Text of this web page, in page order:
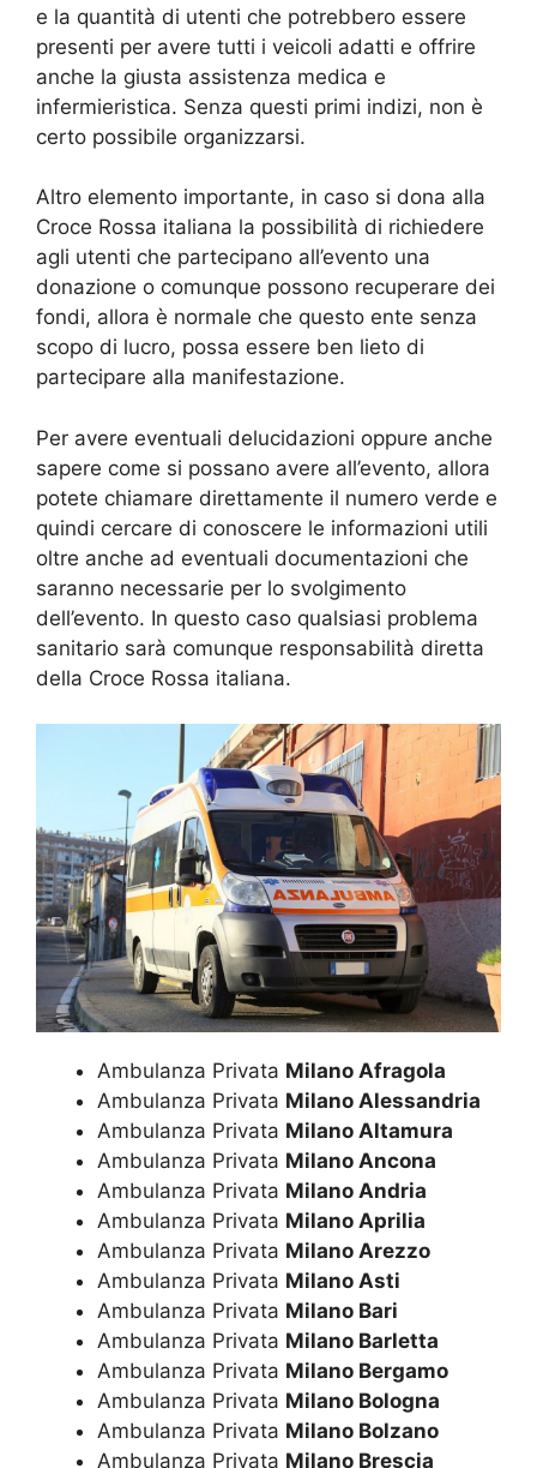
e la quantità di utenti che potrebbero essere
presenti per avere tutti i veicoli adatti e offrire
anche la giusta assistenza medica e
infermieristica. Senza questi primi indizi, non è
certo possibile organizzarsi.
Altro elemento importante, in caso si dona alla
Croce Rossa italiana la possibilità di richiedere
agli utenti che partecipano all’evento una
donazione o comunque possono recuperare dei
fondi, allora è normale che questo ente senza
scopo di lucro, possa essere ben lieto di
partecipare alla manifestazione.
Per avere eventuali delucidazioni oppure anche
sapere come si possano avere all’evento, allora
potete chiamare direttamente il numero verde e
quindi cercare di conoscere le informazioni utili
oltre anche ad eventuali documentazioni che
saranno necessarie per lo svolgimento
dell’evento. In questo caso qualsiasi problema
sanitario sarà comunque responsabilità diretta
della Croce Rossa italiana.
Ambulanza Privata Milano Afragola
Ambulanza Privata Milano Alessandria
Ambulanza Privata Milano Altamura
Ambulanza Privata Milano Ancona
Ambulanza Privata Milano Andria
Ambulanza Privata Milano Aprilia
Ambulanza Privata Milano Arezzo
Ambulanza Privata Milano Asti
Ambulanza Privata Milano Bari
Ambulanza Privata Milano Barletta
Ambulanza Privata Milano Bergamo
Ambulanza Privata Milano Bologna
Ambulanza Privata Milano Bolzano
Ambulanza Privata Milano Brescia